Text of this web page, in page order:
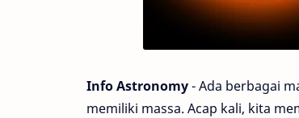
Info Astronomy- Ada berbagai
memiliki massa. Acap kali, kita